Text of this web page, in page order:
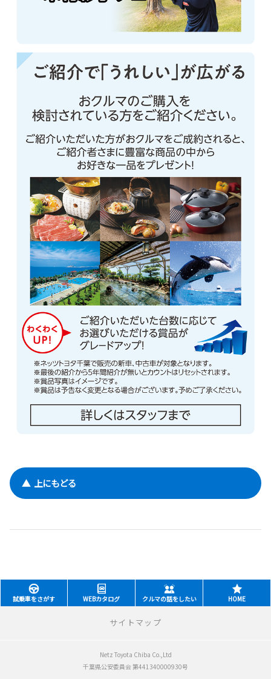
▲ 上にもどる
試乗車をさがす WEBカタログ クルマの話をしたい HOME
サイトマップ
Netz Toyota Chiba Co.,Ltd
千葉県公安委員会 第441340000930号